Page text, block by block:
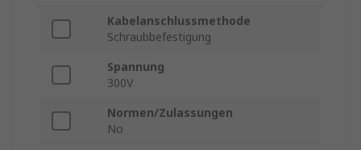
Kabelanschlussmethode
Schraubbefestigung
Spannung
300V
Normen/Zulassungen
No